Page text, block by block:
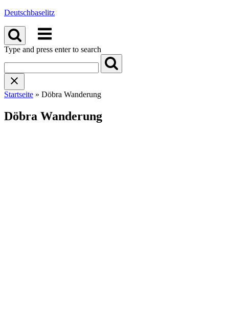
Skip
content
Deutschbaselitz
Menu
Type and press enter to search
Startseite » Döbra Wanderung
Döbra Wanderung